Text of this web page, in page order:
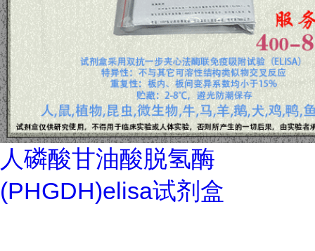
人磷酸甘油酸脱氢酶
(PHGDH)elisa试剂盒